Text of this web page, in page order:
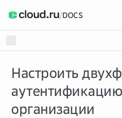
/DOCS
Настроить
организации